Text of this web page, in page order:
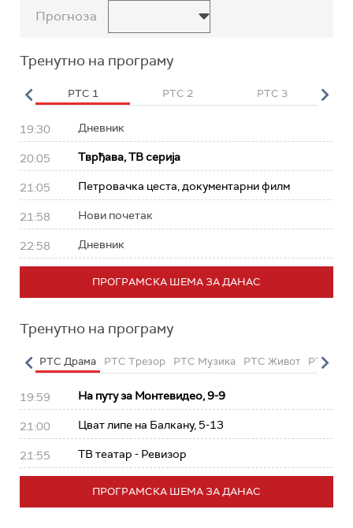
Прогноза
Тренутно на програму
РТС 1 РТС 2 РТС 3
19:30 Дневник
20:05 Тврђава, ТВ серија
21:05 Петровачка цеста, документарни филм
21:58 Нови почетак
22:58 Дневник
ПРОГРАМСКА ШЕМА ЗА ДАНАС
Тренутно на програму
РТС Драма РТС Трезор РТС Музика РТС Живот РТС
19:59 На путу за Монтевидео, 9-9
21:00 Цват липе на Балкану, 5-13
21:55 ТВ театар - Ревизор
ПРОГРАМСКА ШЕМА ЗА ДАНАС